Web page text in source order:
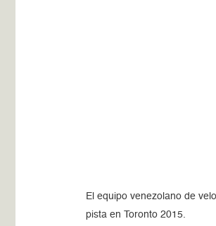
El equipo venezolano de
pista en Toronto 2015.